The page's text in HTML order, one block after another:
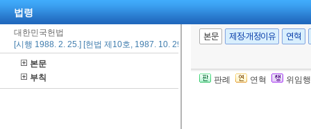
법령
대한민국헌법
[시행 1988. 2. 25.] [헌법 제10호, 1987. 10. 29., 전부개정]
본문
부칙
본문 제정·개정이유 연혁
판례 연혁 위임
제20조①모든 국